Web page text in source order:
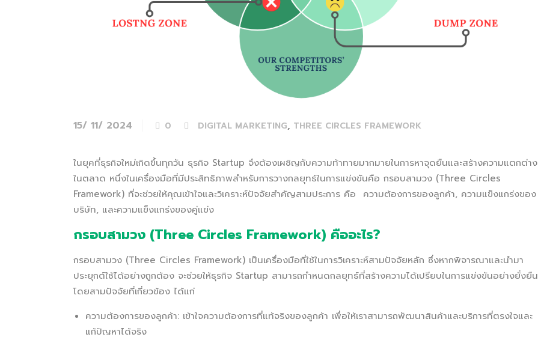
15/ 11/ 2024 0 DIGITAL MARKETING, THREE CIRCLES FRAMEWORK
ในยุคที่ธุรกิจใหม่เกิดขึ้นทุกวัน ธุรกิจ Startup จึงต้องเผชิญกับความท้าทายมากมายในการหาจุดยืนและสร้างความแตกต่าง
ในตลาด หนึ่งในเครื่องมือที่มีประสิทธิภาพสำหรับการวางกลยุทธ์ในการแข่งขันคือ กรอบสามวง (Three Circles
Framework) ที่จะช่วยให้คุณเข้าใจและวิเคราะห์ปัจจัยสำคัญสามประการ คือ ความต้องการของลูกค้า, ความแข็งแกร่งของ
บริษัท, และความแข็งแกร่งของคู่แข่ง
กรอบสามวง (Three Circles Framework) คืออะไร?
กรอบสามวง (Three Circles Framework) เป็นเครื่องมือที่ใช้ในการวิเคราะห์สามปัจจัยหลัก ซึ่งหากพิจารณาและนำมา
ประยุกต์ใช้ได้อย่างถูกต้อง จะช่วยให้ธุรกิจ Startup สามารถกำหนดกลยุทธ์ที่สร้างความได้เปรียบในการแข่งขันอย่างยั่งยืน
โดยสามปัจจัยที่เกี่ยวข้อง ได้แก่
ความต้องการของลูกค้า: เข้าใจความต้องการที่แท้จริงของลูกค้า เพื่อให้เราสามารถพัฒนาสินค้าและบริการที่ตรงใจและ
แก้ปัญหาได้จริง